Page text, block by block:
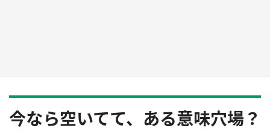
今なら空いてて、ある意味穴場？